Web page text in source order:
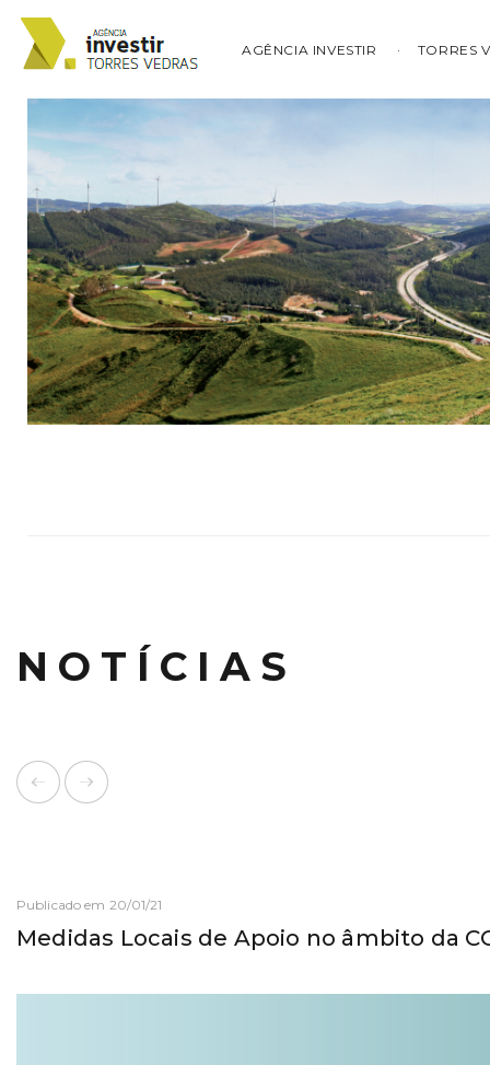
AGÊNCIA INVESTIR TORRES
NOTÍCIAS
Publicado em 20/01/21
Medidas Locais de Apoio no âmbito da